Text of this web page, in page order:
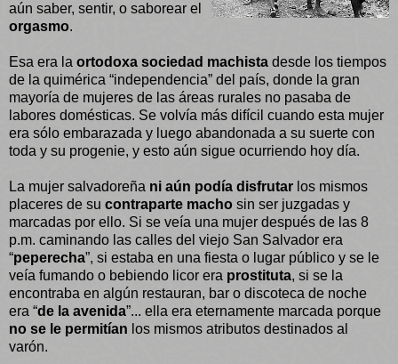
aún saber, sentir, o saborear el
orgasmo.
Esa era la ortodoxa sociedad machista desde los tiempos
de la quimérica “independencia” del país, donde la gran
mayoría de mujeres de las áreas rurales no pasaba de
labores domésticas. Se volvía más difícil cuando esta mujer
era sólo embarazada y luego abandonada a su suerte con
toda y su progenie, y esto aún sigue ocurriendo hoy día.
La mujer salvadoreña ni aún podía disfrutar los mismos
placeres de su contraparte macho sin ser juzgadas y
marcadas por ello. Si se veía una mujer después de las 8
p.m. caminando las calles del viejo San Salvador era
“peperecha”, si estaba en una fiesta o lugar público y se le
veía fumando o bebiendo licor era prostituta, si se la
encontraba en algún restauran, bar o discoteca de noche
era “de la avenida”... ella era eternamente marcada porque
no se le permitían los mismos atributos destinados al
varón.